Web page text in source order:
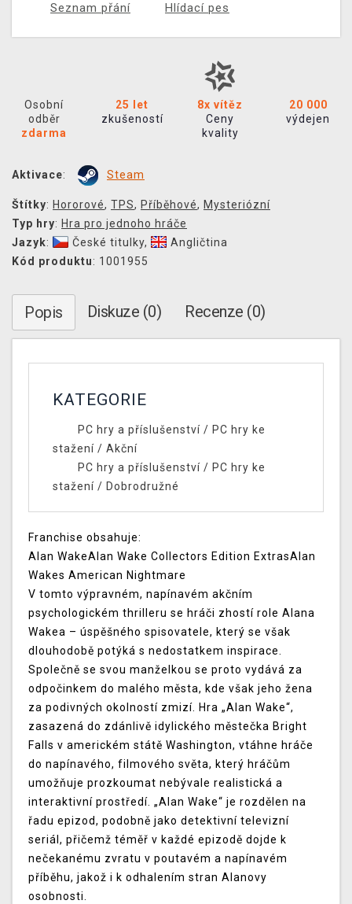
Seznam přání Hlídací pes
Osobní
odběr
zdarma
25 let
zkušeností
8x vítěz
Ceny
kvality
20 000
výdejen
Aktivace: Steam
Štítky: Hororové, TPS, Příběhové, Mysteriózní
Typ hry: Hra pro jednoho hráče
Jazyk: České titulky,
Angličtina
Kód produktu: 1001955
Popis Diskuze (0) Recenze (0)
KATEGORIE
PC hry a příslušenství/ PC hry ke
stažení / Akční
PC hry a příslušenství/ PC hry ke
stažení / Dobrodružné
Franchise obsahuje:
Alan WakeAlan Wake Collectors Edition ExtrasAlan
Wakes American Nightmare
V tomto výpravném, napínavém akčním
psychologickém thrilleru se hráči zhostí role Alana
Wakea – úspěšného spisovatele, který se však
dlouhodobě potýká s nedostatkem inspirace.
Společně se svou manželkou se proto vydává za
odpočinkem do malého města, kde však jeho žena
za podivných okolností zmizí. Hra „Alan Wake“,
zasazená do zdánlivě idylického městečka Bright
Falls v americkém státě Washington, vtáhne hráče
do napínavého, filmového světa, který hráčům
umožňuje prozkoumat nebývale realistická a
interaktivní prostředí. „Alan Wake“ je rozdělen na
řadu epizod, podobně jako detektivní televizní
seriál, přičemž téměř v každé epizodě dojde k
nečekanému zvratu v poutavém a napínavém
příběhu, jakož i k odhalením stran Alanovy
osobnosti.